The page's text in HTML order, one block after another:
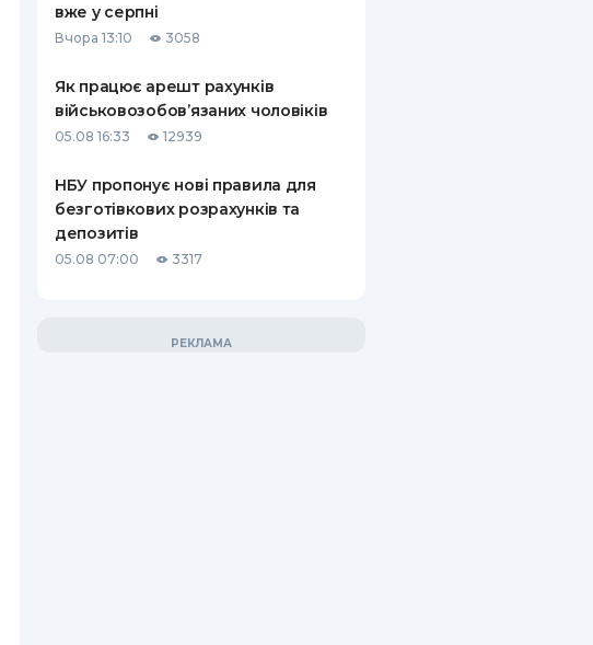
вже у серпні
Вчора 13:10 3058
Як працює арешт рахунків
військовозобов’язаних чоловіків
05.08 16:33 12939
НБУ пропонує нові правила для
безготівкових розрахунків та
депозитів
05.08 07:00 3317